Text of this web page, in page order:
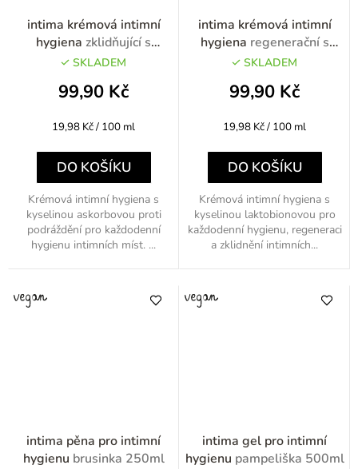
intima krémová intimní
hygiena zklidňující s
kyselinou askorbovou
SKLADEM
99,90 Kč
Měrná
19,98 Kč / 100 ml
DO KOŠÍKU
Krémová intimní hygiena s
kyselinou askorbovou proti
podráždění pro každodenní
hygienu intimních míst. ...
intima krémová intimní
hygiena regenerační s
kyselinou laktobionovou
SKLADEM
99,90 Kč
Měrná
19,98 Kč / 100 ml
DO KOŠÍKU
Krémová intimní hygiena s
kyselinou laktobionovou pro
každodenní hygienu, regeneraci
a zklidnění intimních...
intima pěna pro intimní
hygienu brusinka 250ml
intima gel pro intimní
hygienu pampeliška 500ml